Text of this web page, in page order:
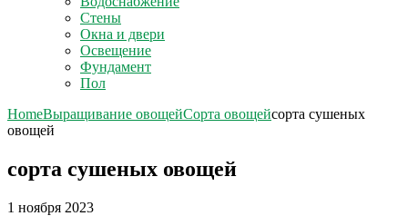
Стены
Окна и двери
Освещение
Фундамент
Пол
HomeВыращивание овощейСорта овощейсорта сушеных
овощей
сорта сушеных овощей
1 ноября 2023